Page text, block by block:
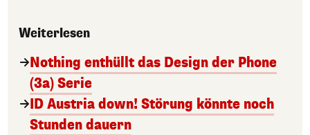
Weiterlesen
Nothing enthüllt das Design der Phone
(3a) Serie
ID Austria down! Störung könnte noch
Stunden dauern